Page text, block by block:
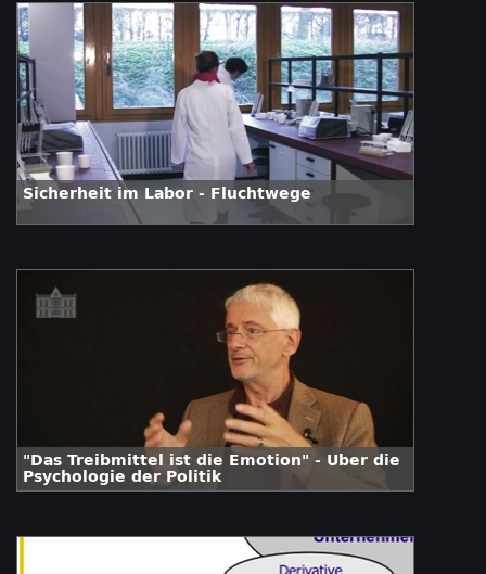
Sicherheit im Labor - Fluchtwege
"Das Treibmittel ist die Emotion" - Über die
Psychologie der Politik